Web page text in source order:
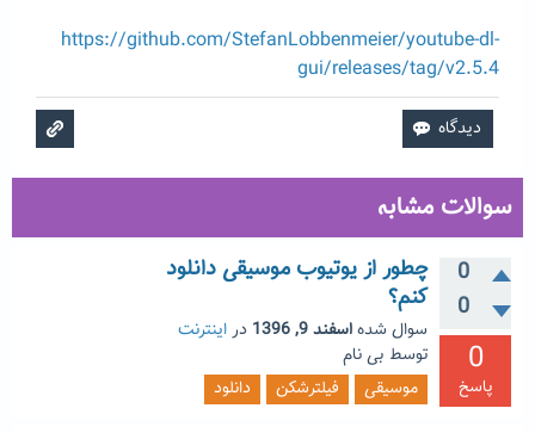
https://github.com/StefanLobbenmeier/youtube-dl-
gui/releases/tag/v2.5.4
سوالات مشابه
0
0
0
پاسخ
چطور از یوتیوب موسیقی دانلود
کنم؟
سوال شدهاسفند 9, 1396 دراینترنت
توسط بی نام
موسیقی
فیلترشکن دانلود